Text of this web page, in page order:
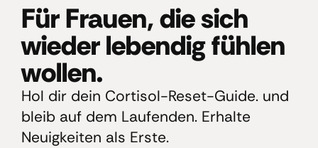
Für Frauen, die sich
wieder lebendig fühlen
wollen.
Hol dir dein Cortisol-Reset-Guide. und
bleib auf dem Laufenden. Erhalte
Neuigkeiten als Erste.